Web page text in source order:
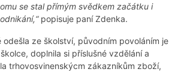
se stal přímým svědkem začátku i
popisuje paní Zdenka.
odešla ze školství, původním povoláním je
doplnila si příslušné vzdělání a
trhovosvinenskýcm zákazníkům zboží,